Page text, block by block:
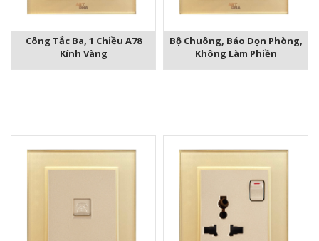
Công Tắc Ba, 1 Chiều A78
Kính Vàng
Bộ Chuông, Báo Dọn Phòng,
Không Làm Phiền